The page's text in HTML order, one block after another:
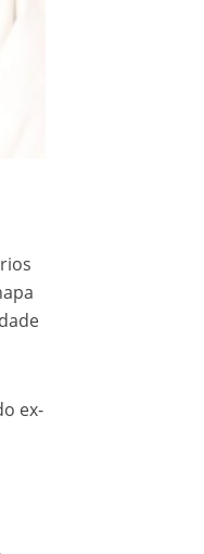
ex-